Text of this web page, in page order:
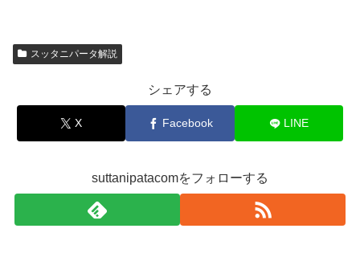
スッタニパータ解説
シェアする
X Facebook LINE
suttanipatacomをフォローする